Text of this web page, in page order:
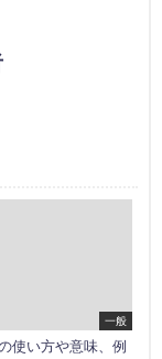
一般
使い方や意味、例